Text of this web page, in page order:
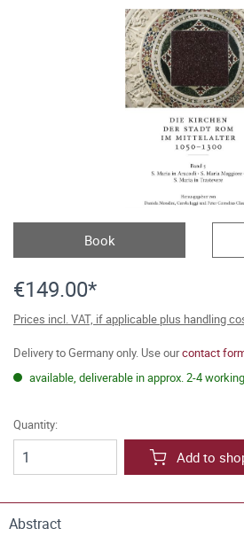
Book
€149.00*
Prices incl. VAT, if applicable plus handling
Delivery to Germany only. Use ourcontact
available, deliverable in approx. 2-4
Quantity:
Add to
Abstract